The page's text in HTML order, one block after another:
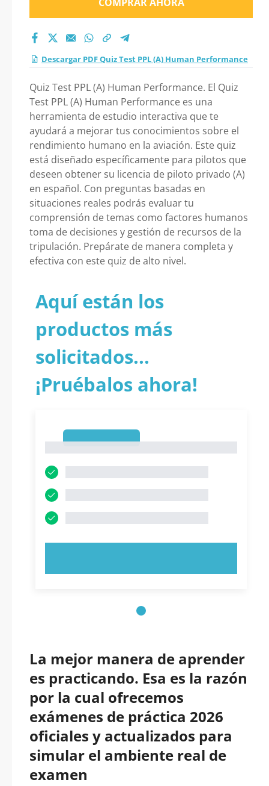
Descargar PDF Quiz Test PPL (A) Human Performance
Quiz Test PPL (A) Human Performance. El Quiz
Test PPL (A) Human Performance es una
herramienta de estudio interactiva que te
ayudará a mejorar tus conocimientos sobre el
rendimiento humano en la aviación. Este quiz
está diseñado específicamente para pilotos que
deseen obtener su licencia de piloto privado (A)
en español. Con preguntas basadas en
situaciones reales podrás evaluar tu
comprensión de temas como factores humanos
toma de decisiones y gestión de recursos de la
tripulación. Prepárate de manera completa y
efectiva con este quiz de alto nivel.
Aquí están los
productos más
solicitados...
¡Pruébalos ahora!
La mejor manera de aprender
es practicando. Esa es la razón
por la cual ofrecemos
exámenes de práctica 2026
oficiales y actualizados para
simular el ambiente real de
examen